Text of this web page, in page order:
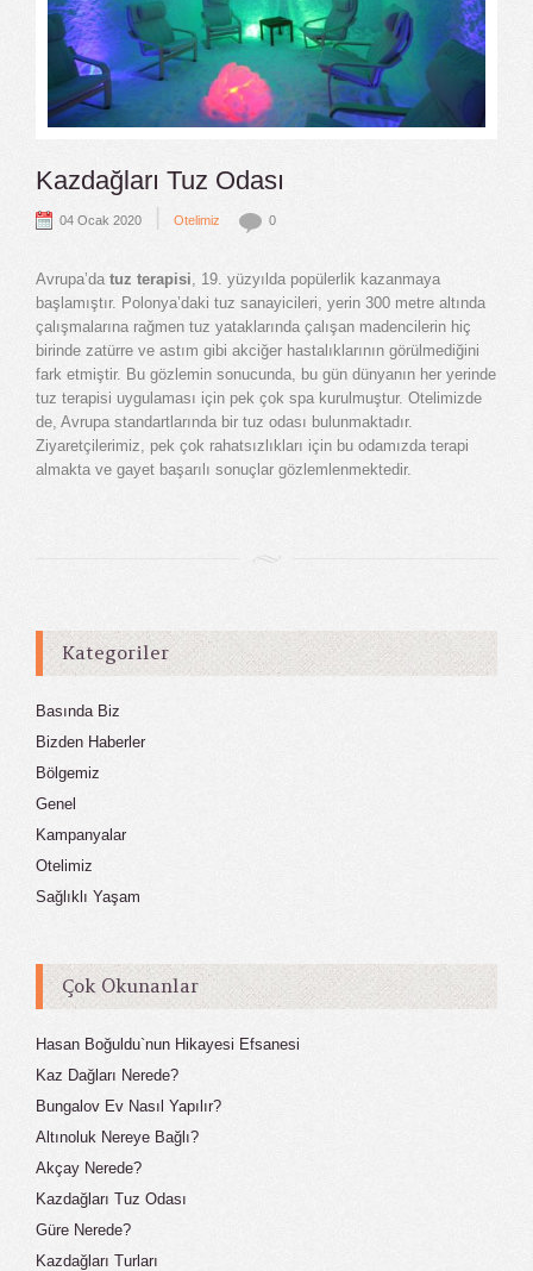
Kazdağları Tuz Odası
04 Ocak 2020 Otelimiz 0
Avrupa’da tuz terapisi , 19. yüzyılda popülerlik kazanmaya
başlamıştır. Polonya’daki tuz sanayicileri, yerin 300 metre altında
çalışmalarına rağmen tuz yataklarında çalışan madencilerin hiç
birinde zatürre ve astım gibi akciğer hastalıklarının görülmediğini
fark etmiştir. Bu gözlemin sonucunda, bu gün dünyanın her yerinde
tuz terapisi uygulaması için pek çok spa kurulmuştur. Otelimizde
de, Avrupa standartlarında bir tuz odası bulunmaktadır.
Ziyaretçilerimiz, pek çok rahatsızlıkları için bu odamızda terapi
almakta ve gayet başarılı sonuçlar gözlemlenmektedir.
Kategoriler
Basında Biz
Bizden Haberler
Bölgemiz
Genel
Kampanyalar
Otelimiz
Sağlıklı Yaşam
Çok Okunanlar
Hasan Boğuldu`nun Hikayesi Efsanesi
Kaz Dağları Nerede?
Bungalov Ev Nasıl Yapılır?
Altınoluk Nereye Bağlı?
Akçay Nerede?
Kazdağları Tuz Odası
Güre Nerede?
Kazdağları Turları